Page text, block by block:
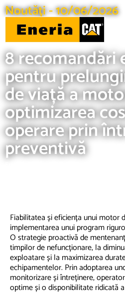
Noutăți - 10/06/2026
Acasa
8 recomandări esențiale pentru
optimizarea costurilor de operare prin
8 recomandări
pentru
de viață a
optimizarea
operare prin
preventivă
Fiabilitatea și eficiența unui motor
implementarea unui program
O strategie proactivă de
timpilor de nefuncționare, la
exploatare și la maximizarea
echipamentelor. Prin adoptarea
monitorizare și întreținere,
optime și o disponibilitate ridicată